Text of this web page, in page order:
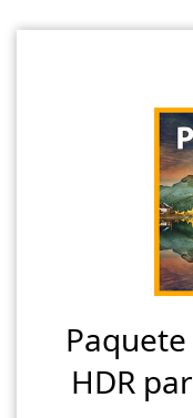
Paquete
HDR